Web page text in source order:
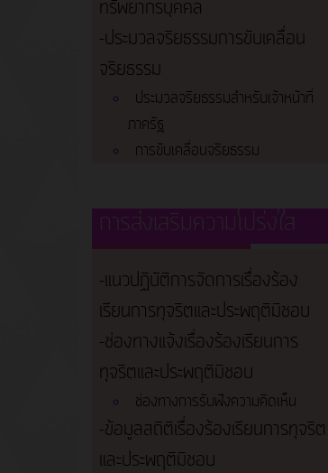
ทรัพยากรบุคคล
-ประมวลจริยธรรมการขับเคลื่อน
จริยธรรม
ประมวลจริยธรรมสำหรับเจ้าหน้าที่
ภาครัฐ
การขับเคลื่อนจริยธรรม
การส่งเสริมความโปร่งใส
-แนวปฏิบัติการจัดการเรื่องร้อง
เรียนการทุจริตและประพฤติมิชอบ
-ช่องทางแจ้งเรื่องร้องเรียนการ
ทุจริตและประพฤติมิชอบ
ช่องทางการรับฟังความคิดเห็น
-ข้อมูลสถิติเรื่องร้องเรียนการทุจริต
และประพฤติมิชอบ